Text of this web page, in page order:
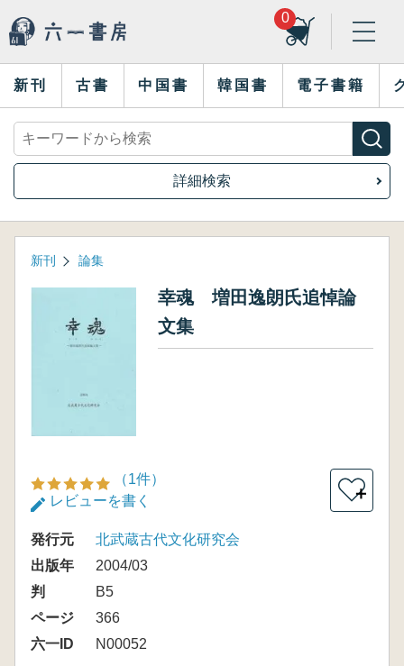
0
新刊 古書 中国書 韓国書 電子書籍
詳細検索
新刊 論集
幸魂 増田逸朗氏追悼論
文集
（1件）
レビューを書く
＋
発行元
北武蔵古代文化研究会
出版年
2004/03
判
B5
ページ
366
六一ID
N00052